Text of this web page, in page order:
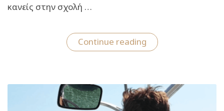
κανείς στην σχολή …
Continue reading“Σκιάθος:
Το
Γιώργο
Αγγελόπουλο
στην